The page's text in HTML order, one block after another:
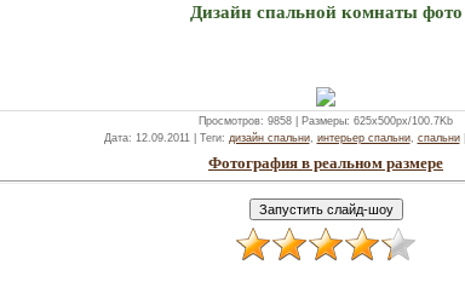
Дизайн спальной комнаты фото
Просмотров: 9858 | Размеры: 625x500px/100.7Kb
Дата: 12.09.2011 | Теги: дизайн спальни, интерьер спальни, спальни|
Фотография в реальном размере